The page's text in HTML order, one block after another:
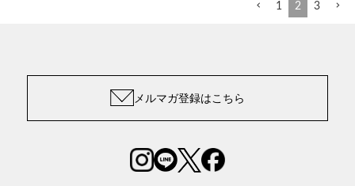
1 2 3
メルマガ登録はこちら